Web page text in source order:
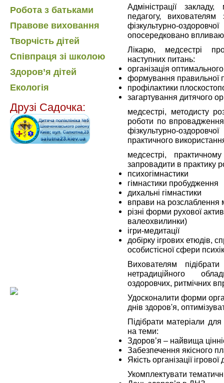
Робота з батьками
Правове виховання
Творчість дітей
Співпраця зі школою
Здоров’я дітей
Екологія
Друзі Садочка:
Адміністрації
педагогу, вихователям
фізкультурно-
опосередковано
Лікарю, медсестрі
наступних питань:
організація
формування правильної
профілактики
загартування дитячого
медсестрі, методисту
роботи по впровадження
фізкультурно-
практичного
медсестрі,
запровадити в практику
психогімнастики
гімнастики пробудження
дихальні гімнастики
вправи на розслаблення
різні форми рухової
валеохвилинки)
ігри-медитації
добірку ігрових етюдів,
особистісної сфери
Вихователям
нетрадиційного
оздоровчих, ритмічних
Удосконалити форми
днів здоров'я,
Підібрати матеріали
на теми:
Здоров’я – найвища
Забезпечення якісного
Якість організації
Укомплектувати